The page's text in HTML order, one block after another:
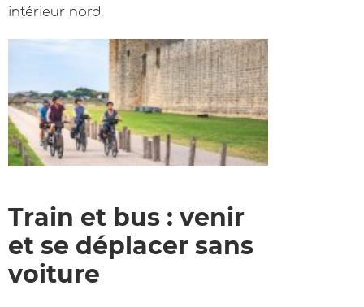
intérieur nord.
Train et bus : venir
et se déplacer sans
voiture